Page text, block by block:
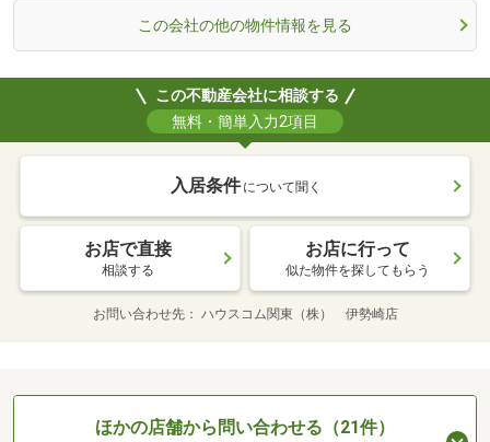
この会社の他の物件情報を見る
この不動産会社に相談する
無料・簡単入力2項目
入居条件 について聞く
お店で直接
相談する
お店に行って
似た物件を探してもらう
お問い合わせ先 ハウスコム関東（株） 伊勢崎店
ほかの店舗から問い合わせる（21件）